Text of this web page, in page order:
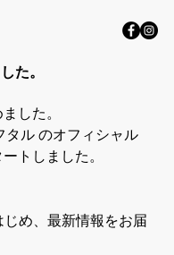
た。
した。
タル のオフィシャル
トしました。
め、最新情報をお届